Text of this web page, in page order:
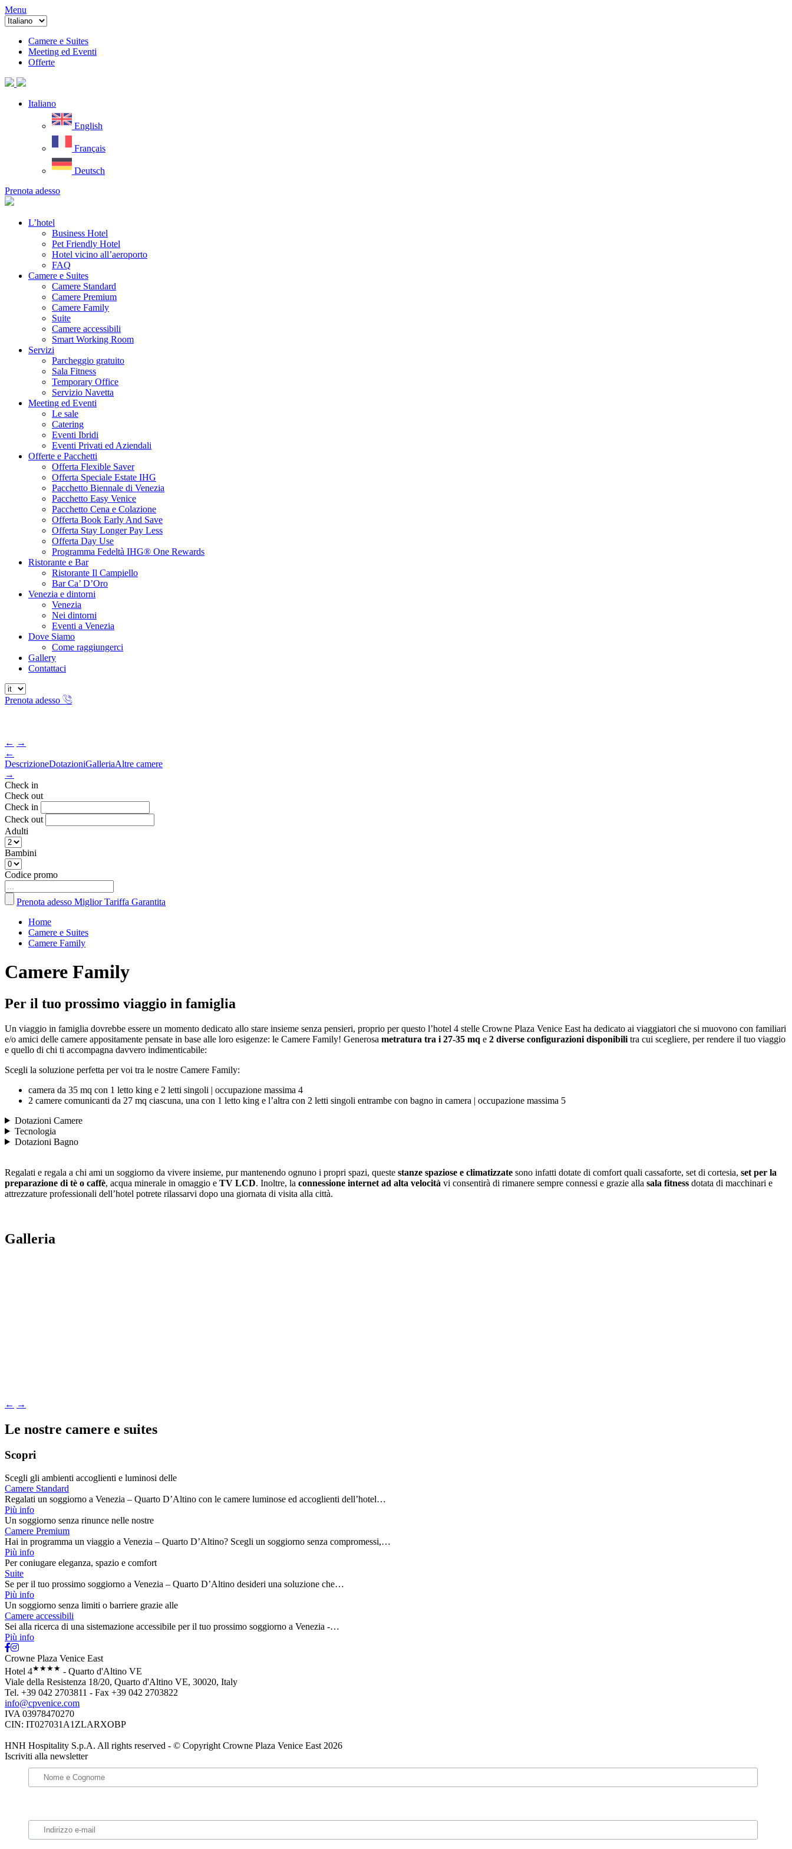
Menu
Camere e Suites
Meeting ed Eventi
Offerte
Italiano
English
Français
Deutsch
Prenota adesso
L’hotel
Business Hotel
Pet Friendly Hotel
Hotel vicino all’aeroporto
FAQ
Camere e Suites
Camere Standard
Camere Premium
Camere Family
Suite
Camere accessibili
Smart Working Room
Servizi
Parcheggio gratuito
Sala Fitness
Temporary Office
Servizio Navetta
Meeting ed Eventi
Le sale
Catering
Eventi Ibridi
Eventi Privati ed Aziendali
Offerte e Pacchetti
Offerta Flexible Saver
Offerta Speciale Estate IHG
Pacchetto Biennale di Venezia
Pacchetto Easy Venice
Pacchetto Cena e Colazione
Offerta Book Early And Save
Offerta Stay Longer Pay Less
Offerta Day Use
Programma Fedeltà IHG® One Rewards
Ristorante e Bar
Ristorante Il Campiello
Bar Ca’ D’Oro
Venezia e dintorni
Venezia
Nei dintorni
Eventi a Venezia
Dove Siamo
Come raggiungerci
Gallery
Contattaci
Prenota adesso
← →
←
DescrizioneDotazioniGalleriaAltre camere
→
Check in
Check out
Check in
Check out
Adulti
Bambini
Codice promo
Prenota adesso Miglior Tariffa Garantita
Home
Camere e Suites
Camere Family
Camere Family
Per il tuo prossimo viaggio in famiglia
Un viaggio in famiglia dovrebbe essere un momento dedicato allo stare insieme senza pensieri, proprio per questo l’hotel 4 stelle Crowne Plaza Venice East ha dedicato ai viaggiatori che si muovono con familiari
e/o amici delle camere appositamente pensate in base alle loro esigenze: le Camere Family! Generosa metratura tra i 27-35 mq e 2 diverse configurazioni disponibili tra cui scegliere, per rendere il tuo viaggio
e quello di chi ti accompagna davvero indimenticabile:
Scegli la soluzione perfetta per voi tra le nostre Camere Family:
camera da 35 mq con 1 letto king e 2 letti singoli | occupazione massima 4
2 camere comunicanti da 27 mq ciascuna, una con 1 letto king e l’altra con 2 letti singoli entrambe con bagno in camera | occupazione massima 5
Dotazioni Camere
Tecnologia
Dotazioni Bagno
Regalati e regala a chi ami un soggiorno da vivere insieme, pur mantenendo ognuno i propri spazi, queste stanze spaziose e climatizzate sono infatti dotate di comfort quali cassaforte, set di cortesia, set per la
preparazione di tè o caffè, acqua minerale in omaggio e TV LCD. Inoltre, la connessione internet ad alta velocità vi consentirà di rimanere sempre connessi e grazie alla sala fitness dotata di macchinari e
attrezzature professionali dell’hotel potrete rilassarvi dopo una giornata di visita alla città.
Galleria
← →
Le nostre camere e suites
Scopri
Scegli gli ambienti accoglienti e luminosi delle
Camere Standard
Regalati un soggiorno a Venezia – Quarto D’Altino con le camere luminose ed accoglienti dell’hotel…
Più info
Un soggiorno senza rinunce nelle nostre
Camere Premium
Hai in programma un viaggio a Venezia – Quarto D’Altino? Scegli un soggiorno senza compromessi,…
Più info
Per coniugare eleganza, spazio e comfort
Suite
Se per il tuo prossimo soggiorno a Venezia – Quarto D’Altino desideri una soluzione che…
Più info
Un soggiorno senza limiti o barriere grazie alle
Camere accessibili
Sei alla ricerca di una sistemazione accessibile per il tuo prossimo soggiorno a Venezia -…
Più info
Crowne Plaza Venice East
Hotel 4★★★★ - Quarto d'Altino VE
Viale della Resistenza 18/20, Quarto d'Altino VE, 30020, Italy
Tel. +39 042 2703811 - Fax +39 042 2703822
info@cpvenice.com
IVA 03978470270
CIN: IT027031A1ZLARXOBP
HNH Hospitality S.p.A. All rights reserved - © Copyright Crowne Plaza Venice East 2026
Iscriviti alla newsletter